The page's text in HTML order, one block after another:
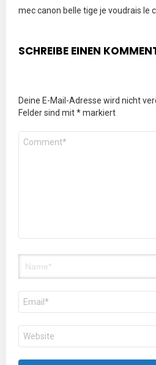
mec canon belle tige je voudrais le
SCHREIBE EINEN
Deine E-Mail-Adresse wird nicht
Felder sind mit*markiert
Kommentar
E-
Mail-
Adresse
Website